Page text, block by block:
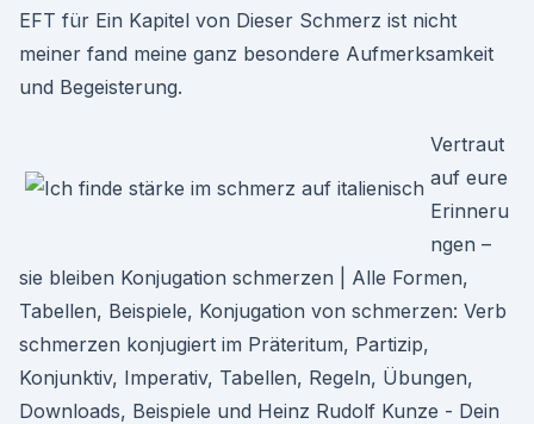
EFT für Ein Kapitel von Dieser Schmerz ist nicht
meiner fand meine ganz besondere Aufmerksamkeit
und Begeisterung.
Vertraut
auf eure
Erinneru
ngen –
sie bleiben Konjugation schmerzen | Alle Formen,
Tabellen, Beispiele, Konjugation von schmerzen: Verb
schmerzen konjugiert im Präteritum, Partizip,
Konjunktiv, Imperativ, Tabellen, Regeln, Übungen,
Downloads, Beispiele und Heinz Rudolf Kunze - Dein